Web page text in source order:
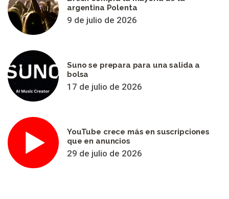
argentina Polenta
9 de julio de 2026
Suno se prepara para una salida a
bolsa
17 de julio de 2026
YouTube crece más en suscripciones
que en anuncios
29 de julio de 2026